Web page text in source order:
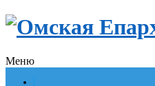
Меню